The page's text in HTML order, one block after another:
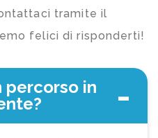
tramite il
felici di risponderti!
percorso in